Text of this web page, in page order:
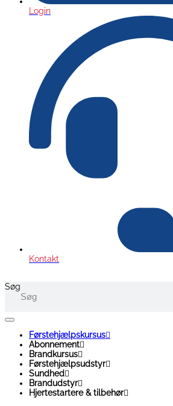
Login
Kontakt
Søg
Førstehjælpskursus
Abonnement
Brandkursus
Førstehjælpsudstyr
Sundhed
Brandudstyr
Hjertestartere & tilbehør